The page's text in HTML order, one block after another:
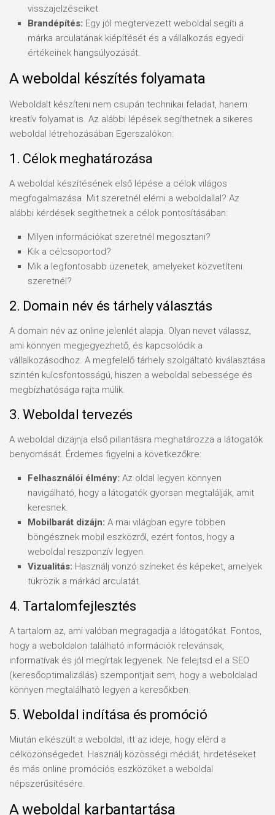
visszajelzéseiket.
Brandépítés: Egy jól megtervezett weboldal segíti a
márka arculatának kiépítését és a vállalkozás egyedi
értékeinek hangsúlyozását.
A weboldal készítés folyamata
Weboldalt készíteni nem csupán technikai feladat, hanem
kreatív folyamat is. Az alábbi lépések segíthetnek a sikeres
weboldal létrehozásában Egerszalókon:
1. Célok meghatározása
A weboldal készítésének első lépése a célok világos
megfogalmazása. Mit szeretnél elérni a weboldallal? Az
alábbi kérdések segíthetnek a célok pontosításában:
Milyen információkat szeretnél megosztani?
Kik a célcsoportod?
Mik a legfontosabb üzenetek, amelyeket közvetíteni
szeretnél?
2. Domain név és tárhely választás
A domain név az online jelenlét alapja. Olyan nevet válassz,
ami könnyen megjegyezhető, és kapcsolódik a
vállalkozásodhoz. A megfelelő tárhely szolgáltató kiválasztása
szintén kulcsfontosságú, hiszen a weboldal sebessége és
megbízhatósága rajta múlik.
3. Weboldal tervezés
A weboldal dizájnja első pillantásra meghatározza a látogatók
benyomását. Érdemes figyelni a következőkre:
Felhasználói élmény: Az oldal legyen könnyen
navigálható, hogy a látogatók gyorsan megtalálják, amit
keresnek.
Mobilbarát dizájn: A mai világban egyre többen
böngésznek mobil eszközről, ezért fontos, hogy a
weboldal reszponzív legyen.
Vizualitás: Használj vonzó színeket és képeket, amelyek
tükrözik a márkád arculatát.
4. Tartalomfejlesztés
A tartalom az, ami valóban megragadja a látogatókat. Fontos,
hogy a weboldalon található információk relevánsak,
informatívak és jól megírtak legyenek. Ne felejtsd el a SEO
(keresőoptimalizálás) szempontjait sem, hogy a weboldalad
könnyen megtalálható legyen a keresőkben.
5. Weboldal indítása és promóció
Miután elkészült a weboldal, itt az ideje, hogy elérd a
célközönségedet. Használj közösségi médiát, hirdetéseket
és más online promóciós eszközöket a weboldal
népszerűsítésére.
A weboldal karbantartása